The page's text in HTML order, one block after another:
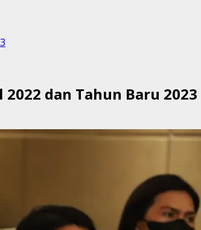
dan Tahun Baru 2023